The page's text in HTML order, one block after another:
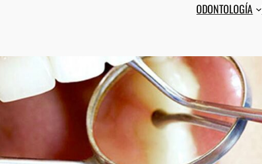
ODONTOLOGÍA